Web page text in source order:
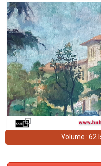
Volume : 62